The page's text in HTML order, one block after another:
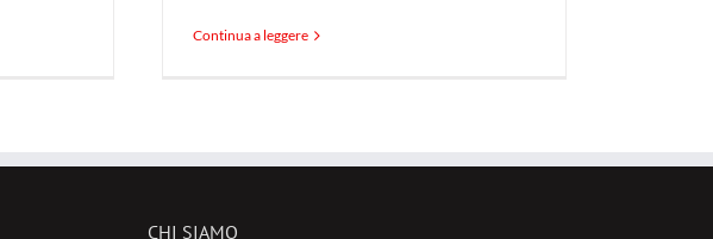
Continua a leggere
CHI SIAMO